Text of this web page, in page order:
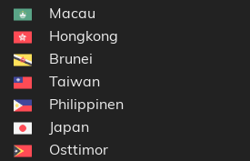
Macau
Hongkong
Brunei
Taiwan
Philippinen
Japan
Osttimor